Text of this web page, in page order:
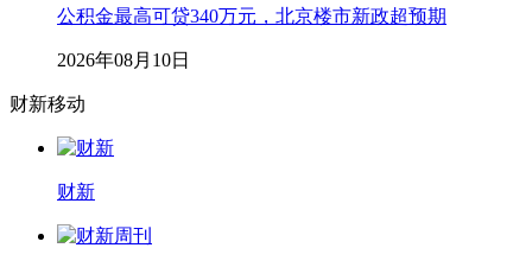
公积金最高可贷340万元，北京楼市新政超预期
2026年08月10日
财新移动
财新